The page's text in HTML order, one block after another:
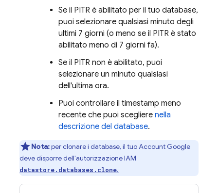
Se il PITR è abilitato per il tuo database,
puoi selezionare qualsiasi minuto degli
ultimi 7 giorni (o meno se il PITR è stato
abilitato meno di 7 giorni fa).
Se il PITR non è abilitato, puoi
selezionare un minuto qualsiasi
dell'ultima ora.
Puoi controllare il timestamp meno
recente che puoi scegliere nella
descrizione del database.
Nota:per clonare i database, il tuo Account Google
deve disporre dell'autorizzazione IAM
datastore.databases.clone.